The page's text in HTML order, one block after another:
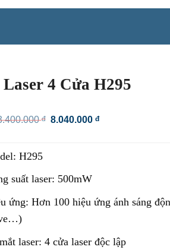
4 Cửa H295
đ
Giá
8.040.000đGiá
H295
suất laser: 500mW
ứng: Hơn 100 hiệu ứng ánh sáng
laser: 4 cửa laser độc lập